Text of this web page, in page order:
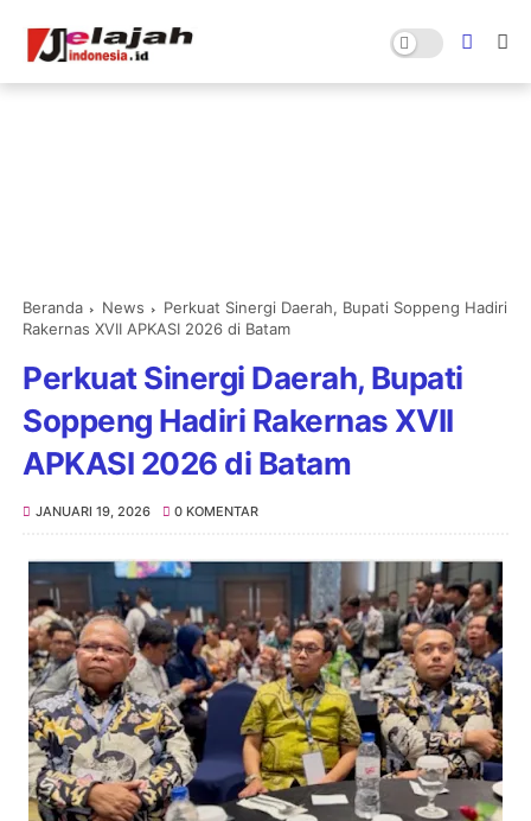
Beranda News
Perkuat Sinergi Daerah, Bupati Soppeng Hadiri
Rakernas XVII APKASI 2026 di Batam
Perkuat Sinergi Daerah, Bupati
Soppeng Hadiri Rakernas XVII
APKASI 2026 di Batam
JANUARI 19, 2026 0 KOMENTAR